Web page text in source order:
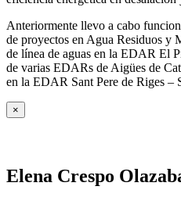
Anteriormente llevo a cabo
de proyectos en Agua Residuos
de línea de aguas en la EDAR El
de varias EDARs de Aigües de
en la EDAR Sant Pere de Riges –
×
Elena Crespo